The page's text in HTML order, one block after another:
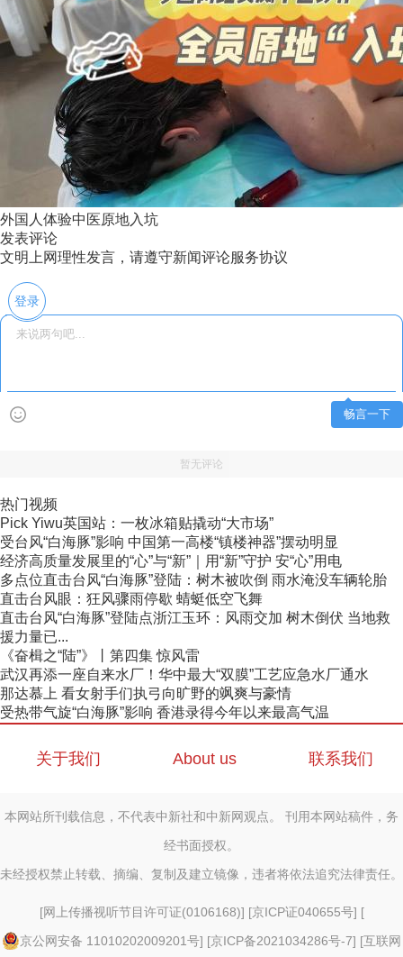
外国人体验中医原地入坑
发表评论
文明上网理性发言，请遵守新闻评论服务协议
登录
畅言一下
暂无评论
热门视频
Pick Yiwu英国站：一枚冰箱贴撬动“大市场”
受台风“白海豚”影响 中国第一高楼“镇楼神器”摆动明显
经济高质量发展里的“心”与“新”｜用“新”守护 安“心”用电
多点位直击台风“白海豚”登陆：树木被吹倒 雨水淹没车辆轮胎
直击台风眼：狂风骤雨停歇 蜻蜓低空飞舞
直击台风“白海豚”登陆点浙江玉环：风雨交加 树木倒伏 当地救
援力量已...
《奋楫之“陆”》丨第四集 惊风雷
武汉再添一座自来水厂！华中最大“双膜”工艺应急水厂通水
那达慕上 看女射手们执弓向旷野的飒爽与豪情
受热带气旋“白海豚”影响 香港录得今年以来最高气温
关于我们 About us 联系我们
本网站所刊载信息，不代表中新社和中新网观点。 刊用本网站稿件，务
经书面授权。
未经授权禁止转载、摘编、复制及建立镜像，违者将依法追究法律责任。
[网上传播视听节目许可证(0106168)] [京ICP证040655号] [
京公网安备 11010202009201号] [京ICP备2021034286号-7] [互联网